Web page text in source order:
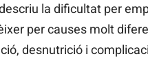
la dificultat per
per causes molt
desnutrició i